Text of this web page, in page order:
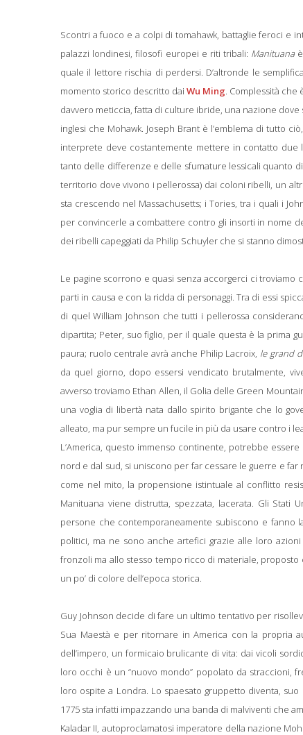
Scontri a fuoco e a colpi di tomahawk, battaglie feroci e
palazzi londinesi, filosofi europei e riti tribali: Manituana
quale il lettore rischia di perdersi. D’altronde le
momento storico descritto daiWu Ming . Complessità
davvero meticcia, fatta di culture ibride, una nazione
inglesi che Mohawk. Joseph Brant è l’emblema di tutto
interprete deve costantemente mettere in contatto
tanto delle differenze e delle sfumature lessicali quanto
territorio dove vivono i pellerossa) dai coloni ribelli, un
sta crescendo nel Massachusetts; i Tories, tra i quali i
per convincerle a combattere contro gli insorti in nome
dei ribelli capeggiati da Philip Schuyler che si stanno
Le pagine scorrono e quasi senza accorgerci ci
parti in causa e con la ridda di personaggi. Tra di essi
di quel William Johnson che tutti i pellerossa
dipartita; Peter, suo figlio, per il quale questa è la prima
paura; ruolo centrale avrà anche Philip Lacroix, le grand
da quel giorno, dopo essersi vendicato brutalmente,
avverso troviamo Ethan Allen, il Golia delle Green
una voglia di libertà nata dallo spirito brigante che lo
alleato, ma pur sempre un fucile in più da usare contro i
L’America, questo immenso continente, potrebbe
nord e dal sud, si uniscono per far cessare le guerre e
come nel mito, la propensione istintuale al conflitto
Manituana viene distrutta, spezzata, lacerata. Gli Stati
persone che contemporaneamente subiscono e fanno
politici, ma ne sono anche artefici grazie alle loro
fronzoli ma allo stesso tempo ricco di materiale,
un po’ di colore dell’epoca storica.
Guy Johnson decide di fare un ultimo tentativo per
Sua Maestà e per ritornare in America con la propria
dell’impero, un formicaio brulicante di vita: dai vicoli
loro occhi è un “nuovo mondo” popolato da straccioni,
loro ospite a Londra. Lo spaesato gruppetto diventa, suo
1775 sta infatti impazzando una banda di malviventi che
Kaladar II, autoproclamatosi imperatore della nazione